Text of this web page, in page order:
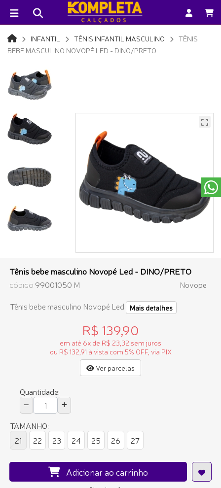
INFANTIL TÊNIS INFANTIL MASCULINO
TÊNIS
BEBE MASCULINO NOVOPÉ LED - DINO/PRETO
Tênis bebe masculino Novopé Led - DINO/PRETO
CÓDIGO 99001050 M
Novope
Tênis bebe masculino Novopé Led
Mais detalhes
R$ 139,90
em até 6x de R$ 23,32 sem juros
ou R$ 132,91 à vista com 5% OFF, via PIX
Ver parcelas
Quantidade:
TAMANHO:
21
22 23 24 25 26 27
Adicionar ao carrinho